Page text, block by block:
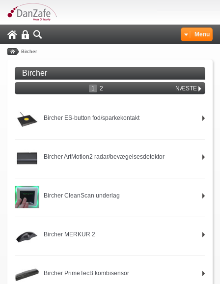
Menu
Bircher
Bircher
NÆSTE
1 2
Bircher ES-button fod/sparkekontakt
Bircher ArtMotion2 radar/bevægelsesdetektor
Bircher CleanScan underlag
Bircher MERKUR 2
Bircher PrimeTecB kombisensor